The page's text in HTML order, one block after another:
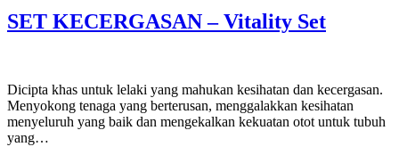
SET KECERGASAN – Vitality Set
Dicipta khas untuk lelaki yang mahukan kesihatan dan kecergasan.
Menyokong tenaga yang berterusan, menggalakkan kesihatan
menyeluruh yang baik dan mengekalkan kekuatan otot untuk tubuh
yang…